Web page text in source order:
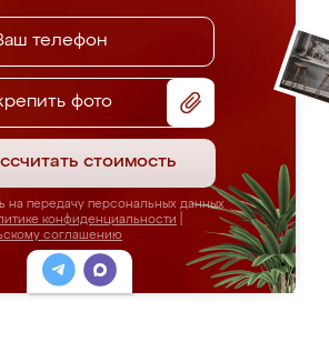
фото
стоимость
на передачу персональных данных
конфиденциальности
соглашению